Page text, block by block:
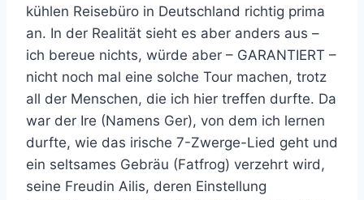
kühlen Reisebüro in Deutschland richtig prima
an. In der Realität sieht es aber anders aus –
ich bereue nichts, würde aber – GARANTIERT –
nicht noch mal eine solche Tour machen, trotz
all der Menschen, die ich hier treffen durfte. Da
war der Ire (Namens Ger), von dem ich lernen
durfte, wie das irische 7-Zwerge-Lied geht und
ein seltsames Gebräu (Fatfrog) verzehrt wird,
seine Freudin Ailis, deren Einstellung